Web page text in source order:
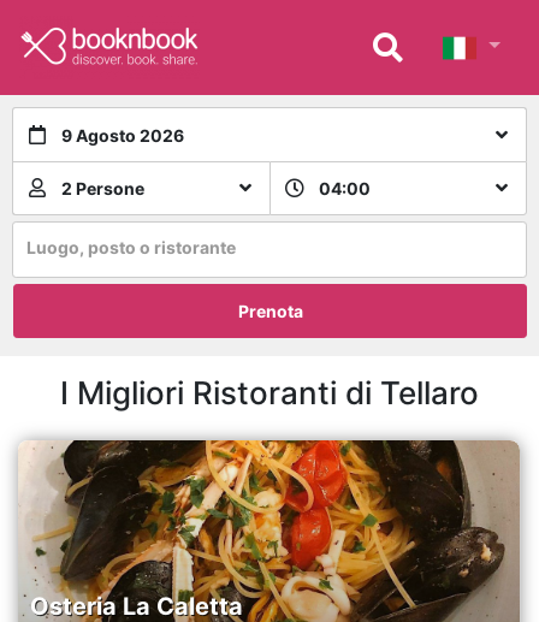
9 Agosto 2026
2 Persone 04:00
Luogo, posto o ristorante
Prenota
I Migliori Ristoranti di Tellaro
Osteria La Caletta